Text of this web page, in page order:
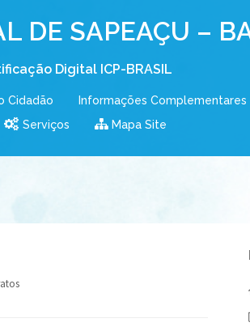
DE SAPEAÇU –
Digital ICP-BRASIL
Cidadão Informações Complementares
Serviços Mapa Site